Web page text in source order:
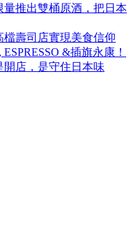
推出雙桶原酒，把日本
壽司店實現美食信仰
&插旗永康！
店，是守住日本味